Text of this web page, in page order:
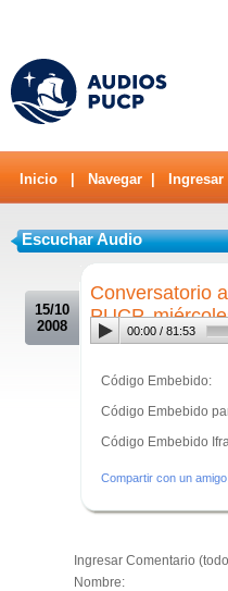
Inicio Navegar Ingresar
Escuchar Audio
15/10
2008
Conversatorio
PUCP,
00:00 / 81:53
Código Embebido:
Código Embebido
Código Embebido
Compartir con un amigo
Ingresar Comentario
Nombre: